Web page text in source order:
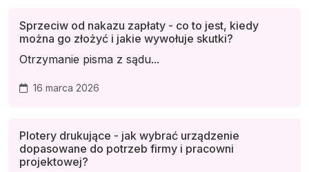
Sprzeciw od nakazu zapłaty - co to jest, kiedy
można go złożyć i jakie wywołuje skutki?
Otrzymanie pisma z sądu...
16 marca 2026
Plotery drukujące - jak wybrać urządzenie
dopasowane do potrzeb firmy i pracowni
projektowej?